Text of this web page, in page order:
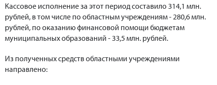
Кассовое исполнение за этот период составило 314,1 млн.
рублей, в том числе по областным учреждениям - 280,6 млн.
рублей, по оказанию финансовой помощи бюджетам
муниципальных образований - 33,5 млн. рублей.
Из полученных средств областными учреждениями
направлено: